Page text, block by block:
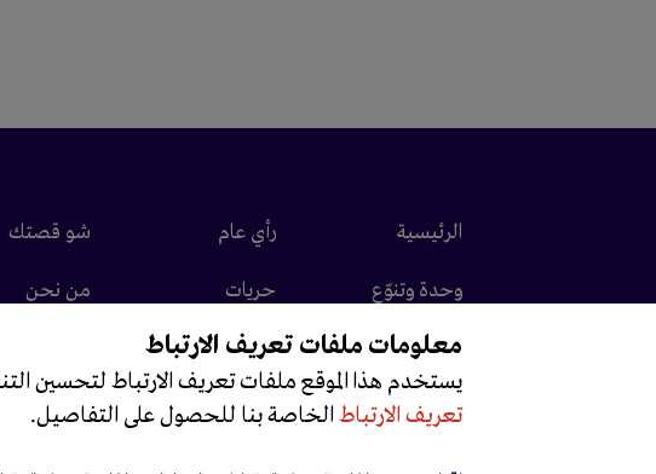
الرئيسية رأي عام شو قصتك
وحدة وتنوّع حريات من نحن
جميع الحقوق محفوظة © 2026
معلومات ملفات تعريف الارتباط
يستخدم هذا الموقع ملفات تعريف الارتباط لتحسين
تعريف الارتباط الخاصة بنا للحصول على التفاصيل.